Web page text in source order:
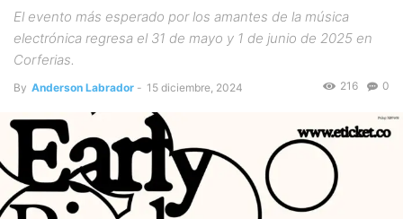
El evento más esperado por los amantes de la música
electrónica regresa el 31 de mayo y 1 de junio de 2025 en
Corferias.
By Anderson Labrador - 15 diciembre, 2024 0
216